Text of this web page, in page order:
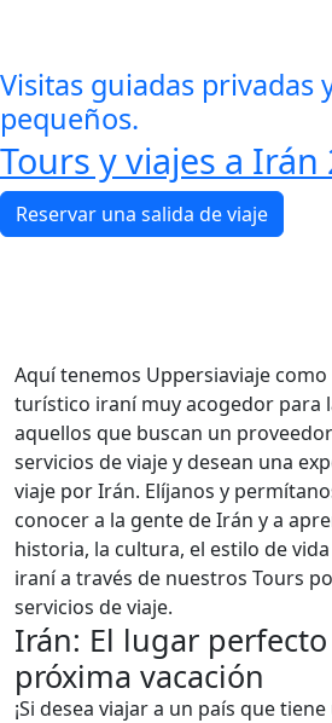
Visitas guiadas privadas
pequeños.
Tours y viajes a Irán
Reservar una salida de viaje
Aquí tenemos Uppersiaviaje
turístico iraní muy acogedor para
aquellos que buscan un
servicios de viaje y desean una
viaje por Irán. Elíjanos y
conocer a la gente de Irán y a
historia, la cultura, el estilo de
iraní a través de nuestros Tours
servicios de viaje.
Irán: El lugar
próxima vacación
¡Si desea viajar a un país que